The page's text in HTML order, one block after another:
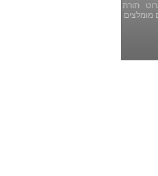
תורת
מומלצים